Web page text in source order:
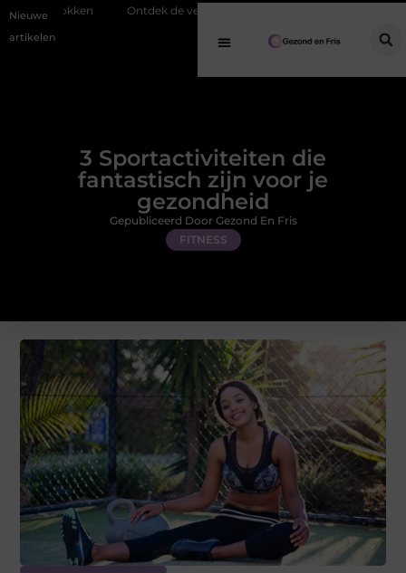
Nieuwe
artikelen
Ontdek de veelzijdigheid van eucalyptusolie in een geurverspreider
3 Sportactiviteiten die
fantastisch zijn voor je
gezondheid
FITNESS
Gepubliceerd Door Gezond En Fris